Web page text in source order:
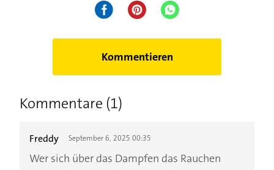
Kommentieren
Kommentare (1)
Freddy September 6, 2025 00:35
Wer sich über das Dampfen das Rauchen